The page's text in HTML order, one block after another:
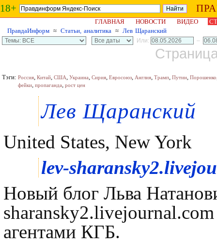
18+
ГЛАВНАЯ НОВОСТИ ВИДЕО
ПравдаИнформ ≈ Статьи, аналитика ≈ Лев Щаранский
Или: –
Тэги: Россия, Китай, США, Украина, Сирия, Евросоюз, Англия, Трамп, Путин, Порошенко
фейки, пропаганда, рост цен
Лев Щаранский
United States, New York
lev-
Новый блог Льва
агентами КГБ.